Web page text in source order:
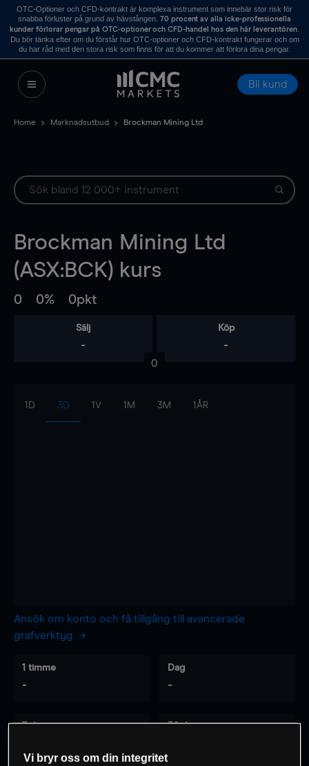
OTC-Optioner och CFD-kontrakt är komplexa instrument som innebär stor risk för
snabba förluster på grund av hävstången. 70 procent av alla icke-professionella
kunder förlorar pengar på OTC-optioner och CFD-handel hos den här leverantören.
Du bör tänka efter om du förstår hur OTC-optioner och CFD-kontrakt fungerar och om
du har råd med den stora risk som finns för att du kommer att förlora dina pengar.
Bli kund
Home Marknadsutbud Brockman Mining Ltd
Brockman Mining Ltd
(ASX:BCK) kurs
0 0% 0pkt
Sälj
-
Köp
-
0
1D 3D 1V 1M 3M 1ÅR
Ansök om konto och få tillgång till avancerade
grafverktyg
1 timme
-
Dag
-
7 dagar 30 dagar
Vi bryr oss om din integritet